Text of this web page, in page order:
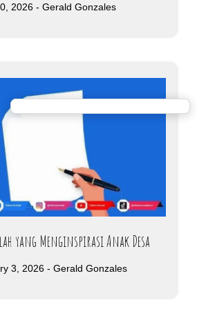
2026 - Gerald Gonzales
yang Menginspirasi Anak Desa
3, 2026 - Gerald Gonzales